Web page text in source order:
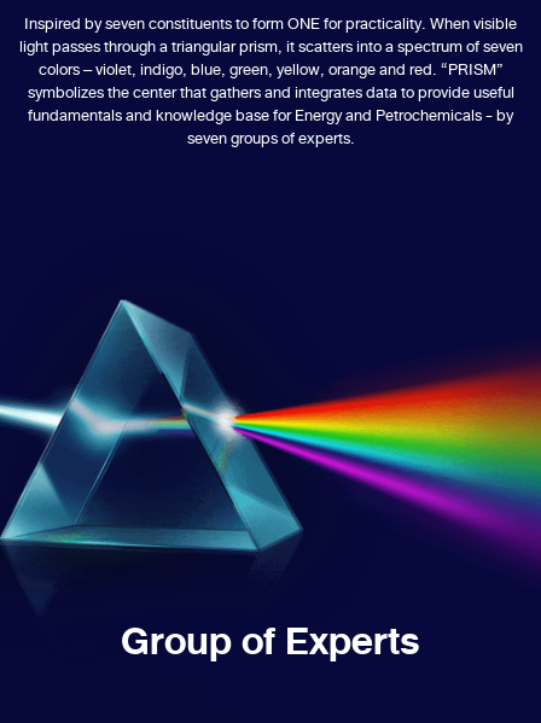
Inspired by seven constituents to form ONE for practicality. When visible
light passes through a triangular prism, it scatters into a spectrum of seven
colors – violet, indigo, blue, green, yellow, orange and red. “PRISM”
symbolizes the center that gathers and integrates data to provide useful
fundamentals and knowledge base for Energy and Petrochemicals - by
seven groups of experts.
Group of Experts